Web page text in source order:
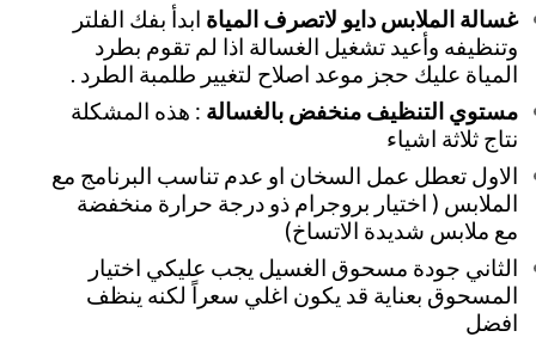
غسالة الملابس دايو لاتصرف المياة ابدأ بفك الفلتر
وتنظيفه وأعيد تشغيل الغسالة اذا لم تقوم بطرد
المياة عليك حجز موعد اصلاح لتغيير طلمبة الطرد .
مستوي التنظيف منخفض بالغسالة : هذه المشكلة
نتاج ثلاثة اشياء
الاول تعطل عمل السخان او عدم تناسب البرنامج مع
الملابس ( اختيار بروجرام ذو درجة حرارة منخفضة
مع ملابس شديدة الاتساخ)
الثاني جودة مسحوق الغسيل يجب عليكي اختيار
المسحوق بعناية قد يكون اغلي سعراً لكنه ينظف
افضل